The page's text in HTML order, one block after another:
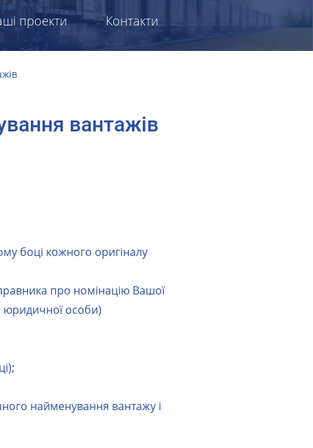
проекти Контакти
вантажів
боці кожного оригіналу
про номінацію Вашої
юридичної особи)
найменування вантажу і